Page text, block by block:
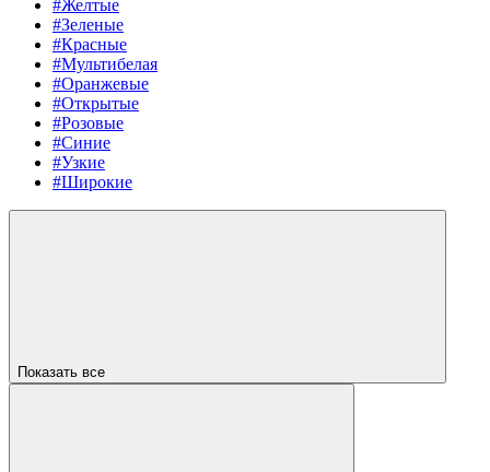
#Желтые
#Зеленые
#Красные
#Мультибелая
#Оранжевые
#Открытые
#Розовые
#Синие
#Узкие
#Широкие
Показать все